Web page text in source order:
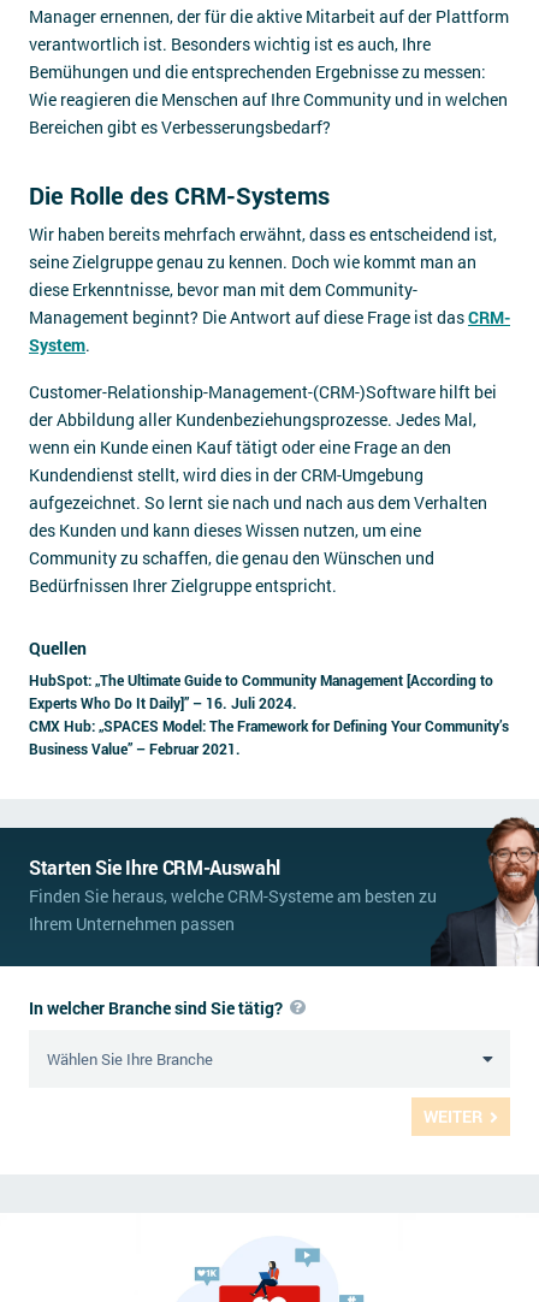
Manager ernennen, der für die aktive Mitarbeit auf der Plattform
verantwortlich ist. Besonders wichtig ist es auch, Ihre
Bemühungen und die entsprechenden Ergebnisse zu messen:
Wie reagieren die Menschen auf Ihre Community und in welchen
Bereichen gibt es Verbesserungsbedarf?
Die Rolle des CRM-Systems
Wir haben bereits mehrfach erwähnt, dass es entscheidend ist,
seine Zielgruppe genau zu kennen. Doch wie kommt man an
diese Erkenntnisse, bevor man mit dem Community-
Management beginnt? Die Antwort auf diese Frage ist dasCRM-
System.
Customer-Relationship-Management-(CRM-)Software hilft bei
der Abbildung aller Kundenbeziehungsprozesse. Jedes Mal,
wenn ein Kunde einen Kauf tätigt oder eine Frage an den
Kundendienst stellt, wird dies in der CRM-Umgebung
aufgezeichnet. So lernt sie nach und nach aus dem Verhalten
des Kunden und kann dieses Wissen nutzen, um eine
Community zu schaffen, die genau den Wünschen und
Bedürfnissen Ihrer Zielgruppe entspricht.
Quellen
HubSpot: „The Ultimate Guide to Community Management [According to
Experts Who Do It Daily]” – 16. Juli 2024.
CMX Hub: „SPACES Model: The Framework for Defining Your Community’s
Business Value” – Februar 2021.
Starten Sie Ihre CRM-Auswahl
Finden Sie heraus, welche CRM-Systeme am besten zu
Ihrem Unternehmen passen
WEITER
In welcher Branche sind Sie tätig?